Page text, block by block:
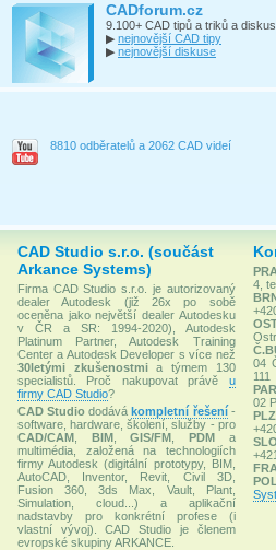
CADforum.cz
9.100+ CAD tipů a triků a
▶ nejnovější CAD tipy
▶ nejnovější diskuse
8810 odběratelů a 2062 CAD videí
CAD Studio s.r.o. (součást
Arkance Systems)
Firma CAD Studio s.r.o. je autorizovaný
dealer Autodesk (již 26x po sobě
oceněna jako největší dealer Autodesku
v ČR a SR: 1994-2020), Autodesk
Platinum Partner, Autodesk Training
Center a Autodesk Developer s více než
30letými zkušenostmia týmem 130
specialistů. Proč nakupovat právě u
firmy CAD Studio?
CAD Studio dodávákompletní řešení-
software, hardware, školení, služby - pro
CAD/CAM
BIM,GIS/FM ,PDM a
multimédia, založená na technologiích
firmy Autodesk (digitální prototypy, BIM,
AutoCAD, Inventor, Revit, Civil 3D,
Fusion 360, 3ds Max, Vault, Plant,
Simulation, cloud...) a aplikační
nadstavby pro konkrétní profese (i
vlastní vývoj). CAD Studio je členem
evropské skupiny ARKANCE.
4,
04
111
02